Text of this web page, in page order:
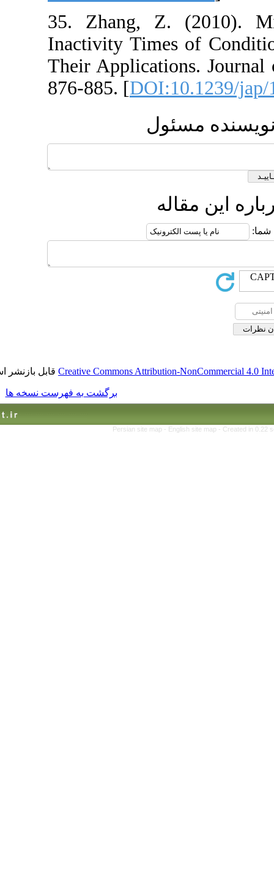
35. Zhang, Z.
Inactivity Times
Their
876-885. [
Creative Commons Attribution-قابل بازنشر است.
برگشت به فهرست نسخه ها
Persian site map -